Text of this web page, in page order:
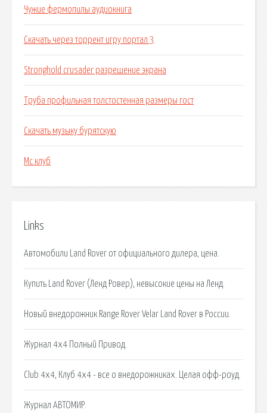
Чужие фермопилы аудиокнига
Скачать через торрент игру портал 3
Stronghold crusader разрешение экрана
Труба профильная толстостенная размеры гост
Скачать музыку бурятскую
Мс клуб
Links
Автомобили Land Rover от официального дилера, цена.
Купить Land Rover (Ленд Ровер), невысокие цены на Ленд.
Новый внедорожник Range Rover Velar Land Rover в России.
Журнал 4х4 Полный Привод.
Club 4x4, Клуб 4х4 - все о внедорожниках. Целая офф-роуд.
Журнал АВТОМИР.